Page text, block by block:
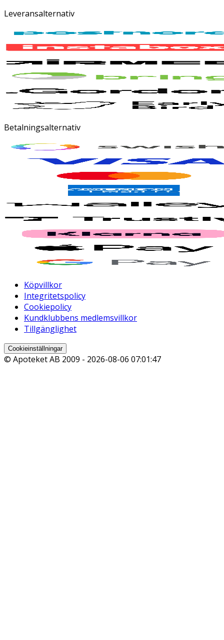
Leveransalternativ
Betalningsalternativ
Köpvillkor
Integritetspolicy
Cookiepolicy
Kundklubbens medlemsvillkor
Tillgänglighet
Cookieinställningar
© Apoteket AB 2009 - 2026-08-06 07:01:47